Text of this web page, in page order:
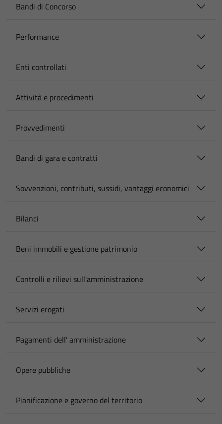
Bandi di Concorso
Performance
Enti controllati
Attività e procedimenti
Provvedimenti
Bandi di gara e contratti
Sovvenzioni, contributi, sussidi, vantaggi economici
Bilanci
Beni immobili e gestione patrimonio
Controlli e rilievi sull'amministrazione
Servizi erogati
Pagamenti dell' amministrazione
Opere pubbliche
Pianificazione e governo del territorio